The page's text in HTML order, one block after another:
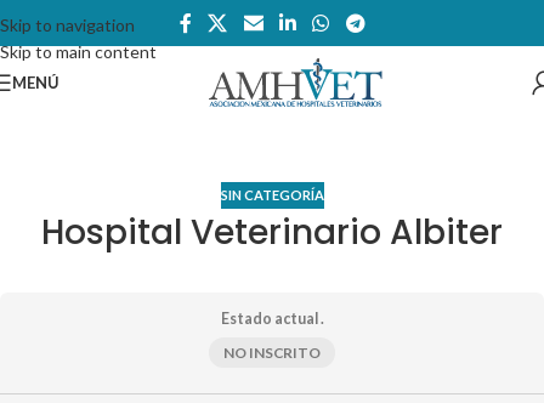
Skip to navigation
Skip to main content
MENÚ
SIN CATEGORÍA
Hospital Veterinario Albiter
Estado actual .
NO INSCRITO